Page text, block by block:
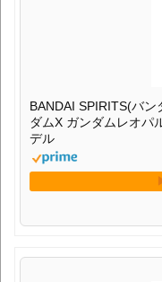
BANDAI SPIRITS(バ
ダムX ガンダムレオパ
デル